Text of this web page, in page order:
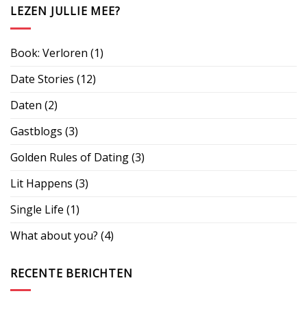
LEZEN JULLIE MEE?
Book: Verloren (1)
Date Stories (12)
Daten (2)
Gastblogs (3)
Golden Rules of Dating(3)
Lit Happens (3)
Single Life (1)
What about you? (4)
RECENTE BERICHTEN